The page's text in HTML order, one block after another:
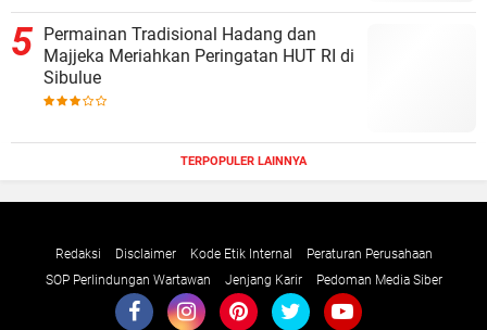
Permainan Tradisional Hadang dan
Majjeka Meriahkan Peringatan HUT RI di
Sibulue
TERPOPULER LAINNYA
Redaksi Disclaimer Kode Etik Internal
Peraturan Perusahaan
SOP Perlindungan Wartawan
Jenjang Karir Pedoman Media Siber